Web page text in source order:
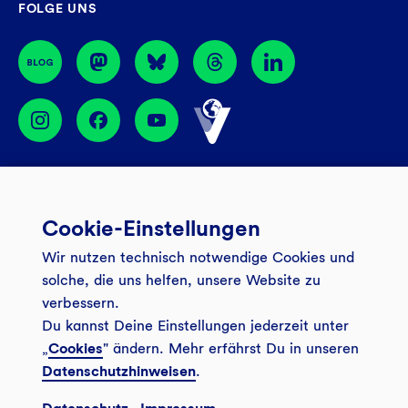
44774 Bochum
BIC: GENODEM1GLS
FOLGE UNS
Banking App
Service
Onlinebanking Login
Sicheres Banking
FAQ
Unsere Angebote
Mitgliederkonto
Festgeld
Tagesgeldkonto
Über uns
Wo wirkt die GLS?
Weitersagen
Veranstaltungen
Sozial-ökologisch seit 1974
Cookie-Einstellungen
Wir nutzen technisch notwendige Cookies und
solche, die uns helfen, unsere Website zu
verbessern.
Du kannst Deine Einstellungen jederzeit unter
„Cookies" ändern. Mehr erfährst Du in unseren
Datenschutzhinweisen.